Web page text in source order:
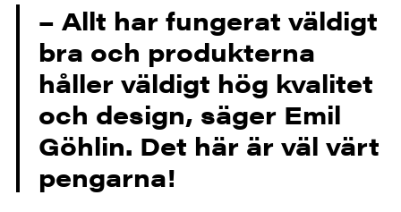
– Allt har fungerat väldigt
bra och produkterna
håller väldigt hög kvalitet
och design, säger Emil
Göhlin. Det här är väl värt
pengarna!